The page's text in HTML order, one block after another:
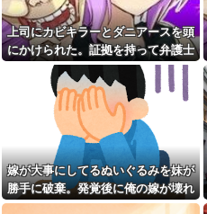
彼の母親と初めて食事した時
に彼母が「私ちゃんは結婚した
ら仕事辞める予定なんですって
ね」と言ってきた
年収1500万の父が退職。父
「退職金も渡したよな？」母
「貯金なんてないよー」父「全
部なくなったの！？」→予想外
の返事に家族騒然となり…
取り放題でてんこ盛りにして
るのはまあ見かけるが持ち帰り
はなしでしょう、、、
母が「学費を親が払うのはお
かしい」と言い出した。その理
由を聞いて思わず耳を疑ってし
上司にカビキラーとダニアースを頭
にかけられた。証拠を持って弁護士
に相談したら...
嫁が大事にしてるぬいぐるみを妹が
勝手に破棄。発覚後に俺の嫁が壊れ
た